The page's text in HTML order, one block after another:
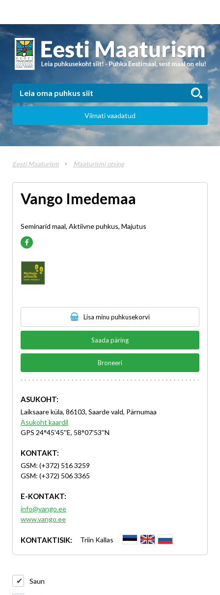
Viimati vaadatud
Eesti Maaturism Maaturismi otsing
Vango Imedemaa
Seminarid maal, Aktiivne puhkus, Majutus
Lisa minu puhkusekorvi
Saada päring
Broneeri
ASUKOHT:
Laiksaare küla, 86103, Saarde vald, Pärnumaa
Asukoht kaardil
GPS 24°45'45''E, 58°07'53''N
KONTAKT:
GSM: (+372) 516 3259
GSM: (+372) 506 3365
E-KONTAKT:
info@vango.ee
www.vango.ee
KONTAKTISIK: Triin Kallas
Saun